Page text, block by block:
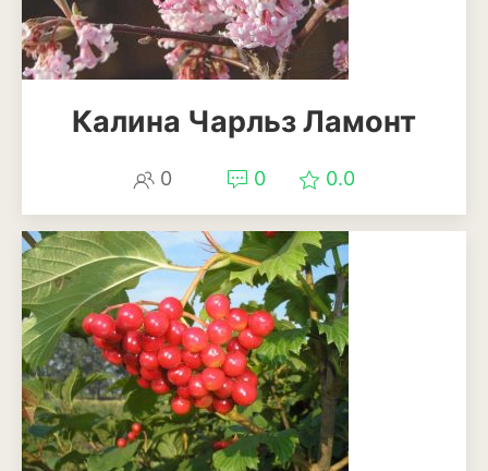
Калина Чарльз Ламонт
0 0 0.0